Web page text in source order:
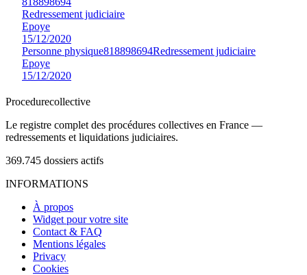
Redressement judiciaire
Epoye
15/12/2020
Personne physique818898694Redressement judiciaire
Epoye
15/12/2020
Procedurecollective
Le registre complet des procédures collectives en France —
redressements et liquidations judiciaires.
369.745 dossiers actifs
INFORMATIONS
À propos
Widget pour votre site
Contact & FAQ
Mentions légales
Privacy
Cookies